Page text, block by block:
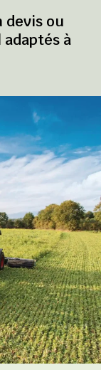
devis ou
à